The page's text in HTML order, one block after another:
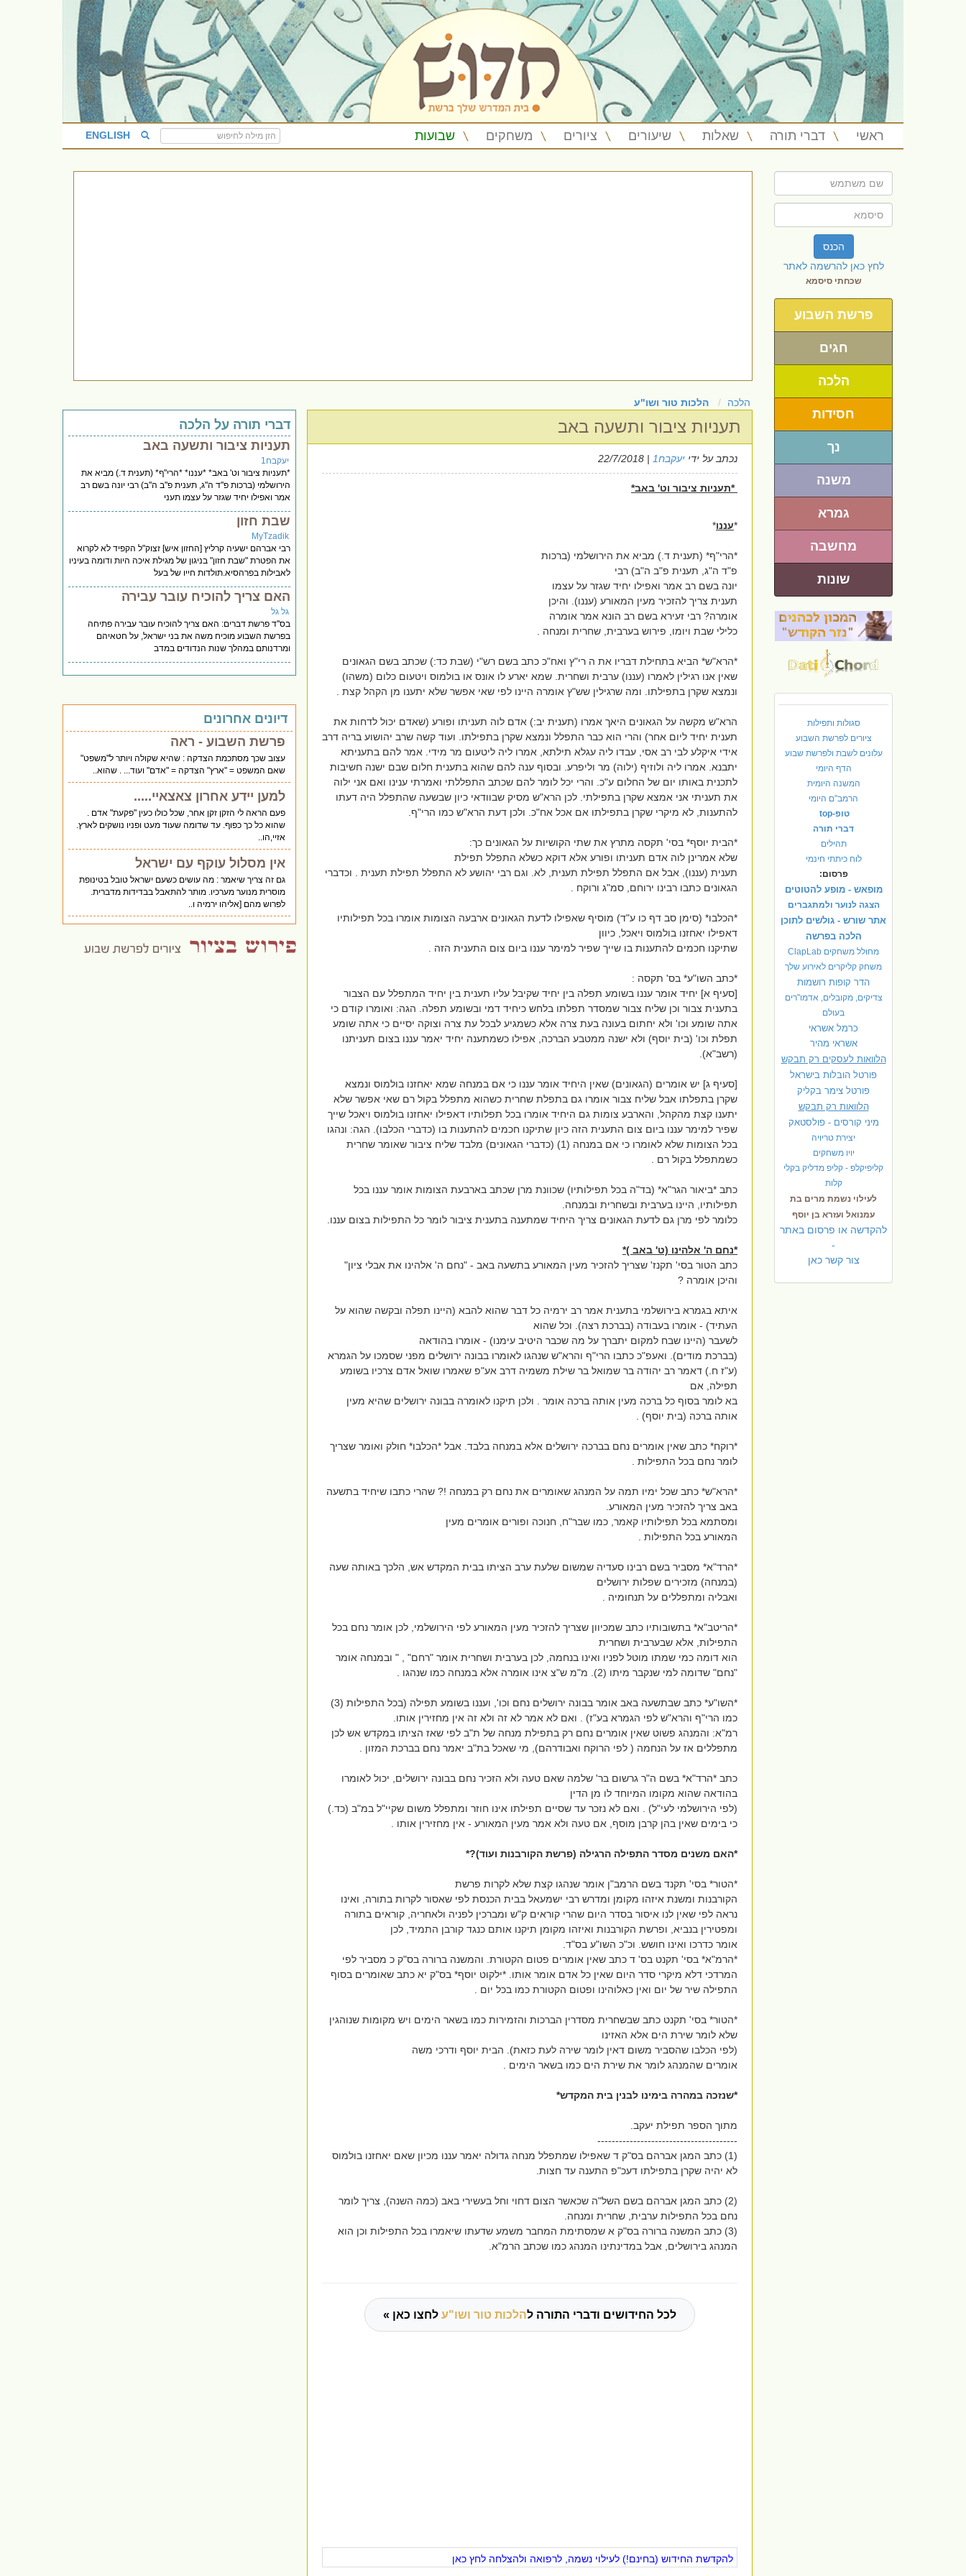
ראשי דברי תורה שאלות שיעורים ציורים משחקים שבועות ENGLISH
הכנס
לחץ כאן להרשמה לאתר
שכחתי סיסמא
פרשת השבוע
חגים
הלכה
חסידות
נך
משנה
גמרא
מחשבה
שונות
סגולות ותפילות
ציורים לפרשת השבוע
עלונים לשבת ולפרשת שבוע
הדף היומי
המשנה היומית
הרמב"ם היומי
טופ-top
דברי תורה
תהילים
לוח כיתתי חינמי
פרסום:
מופאש - מופע להטוטים
הצגה לנוער ולמתגברים
אתר שורש - גולשים לתוכן
הלכה בפרשה
מחולל משחקים ClapLab
משחק קליקרים לאירוע שלך
הדר קופות רושמות
צדיקים, מקובלים, אדמו"רים
בעולם
כרמל אשראי
אשראי מהיר
הלוואות לעסקים רק תבקש
פורטל הובלות בישראל
פורטל צימר בקליק
הלוואות רק תבקש
מיני קורסים - פולסטאק
יצירת טריויה
יויו משחקים
קליפיקלפ - קליפ מדליק בקלי
קלות
לעילוי נשמת מרים בת
עמנואל ועזרא בן יוסף
להקדשה או פרסום באתר
-
צור קשר כאן
הלכה הלכות טור ושו"ע
תעניות ציבור ותשעה באב
נכתב על ידי יעקבח1 | 22/7/2018
*תעניות ציבור וט' באב*
*עננו*
*הרי"ף* (תענית ד.) מביא את הירושלמי (ברכות
פ"ד ה"ג, תענית פ"ב ה"ב) רבי
יונה בשם רב אמר ואפילו יחיד שגזר על עצמו
תענית צריך להזכיר מעין המאורע (עננו). והיכן
אומרה? רבי זעירא בשם רב הונא אמר אומרה
כלילי שבת ויומו, פירוש בערבית, שחרית ומנחה .
*הרא"ש* הביא בתחילת דבריו את ה רי"ץ ואח"כ כתב בשם רש"י (שבת כד:) שכתב בשם הגאונים
שאין אנו רגילין לאמרו (עננו) ערבית ושחרית. שמא יארע לו אונס או בולמוס ויטעום כלום (משהו)
ונמצא שקרן בתפילתו. ומה שרגילין שש"ץ אומרה היינו לפי שאי אפשר שלא יתענו מן הקהל קצת .
הרא"ש מקשה על הגאונים היאך אמרו (תענית יב:) אדם לוה תעניתו ופורע (שאדם יכול לדחות את
תענית יחיד ליום אחר) והרי הוא כבר התפלל ונמצא שקרן בתפילתו. ועוד קשה שרב יהושוע בריה דרב
אידי איקלע לבי רב אסי, עבדו ליה עגלא תילתא, אמרו ליה ליטעום מר מידי. אמר להם בתעניתא
יתבנא. אמרו ליה ולוזיף (ילוה) מר וליפרע. ובסוף ענה להם שהוא בתענית חלום שבם ישנה חשיבות
לתכנית באותו יום של החלום ע"כ. והרי יכל לומר להם שכתב התפללתי ואמרתי ענינו ואם אני ילוה
את תעניתי אני אמצא שקרן בתפילתי. לכן הרא"ש מסיק שבוודאי כיון שבשעה שהתפלל היה דעתו
להתענות, לא מיקרי שקרן בתפילתו אם אכל אח"כ. ולכן דעת הרא"ש כמו הרי"ף.
*הבית יוסף* בסי' תקסה מתרץ את שתי הקושיות על הגאונים כך:
שלא אמרינן לוה אדם תעניתו ופורע אלא דוקא כשלא התפלל תפילת
תענית (עננו), אבל אם התפלל תפילת תענית, לא. וגם רבי יהושע לא התפלל תפילת תענית . וכדברי
הגאונים כתבו רבינו ירוחם, סמ"ג ורוקח .
*הכלבו* (סימן סב דף כו ע"ד) מוסיף שאפילו לדעת הגאונים ארבעה הצומות אומרו בכל תפילותיו
דאפילו יאחזנו בולמוס ויאכל, כיוון
שתיקנו חכמים להתענות בו שייך שפיר למימר עננו ביום צום התענית הזה .
*כתב השו"ע* בס' תקסה :
[סעיף א] יחיד אומר עננו בשומע תפלה בין יחיד שקיבל עליו תענית בין יחיד המתפלל עם הצבור
בתענית צבור וכן שליח צבור שמסדר תפלתו בלחש כיחיד דמי ובשומע תפלה. הגה: ואומרו קודם כי
אתה שומע וכו' ולא יחתום בעונה בעת צרה אלא כשמגיע לבכל עת צרה וצוקה יסיים כי אתה שומע
תפלת וכו' (בית יוסף) ולא ישנה ממטבע הברכה, אפילו כשמתענה יחיד יאמר עננו בצום תעניתנו
(רשב"א).
[סעיף ג] יש אומרים (הגאונים) שאין היחיד אומר עננו כי אם במנחה שמא יאחזנו בולמוס ונמצא
שקרן בתפלתו אבל שליח צבור אומרו גם בתפלת שחרית כשהוא מתפלל בקול רם שאי אפשר שלא
יתענו קצת מהקהל, והארבע צומות גם היחיד אומרו בכל תפלותיו דאפילו יאחזנו בולמוס ויאכל שייך
שפיר למימר עננו ביום צום התענית הזה כיון שתיקנו חכמים להתענות בו (כדברי הכלבו). הגה: ונהגו
בכל הצומות שלא לאומרו כי אם במנחה (1) (כדברי הגאונים) מלבד שליח ציבור שאומר שחרית
כשמתפלל בקול רם .
כתב *ביאור הגר"א* (בד"ה בכל תפילותיו) שכוונת מרן שכתב בארבעת הצומות אומר עננו בכל
תפילותיו, היינו בערבית ובשחרית ובמנחה.
כלומר לפי מרן גם לדעת הגאונים צריך היחיד שמתענה בתענית ציבור לומר כל התפילות בצום עננו.
*נחם ה' אלהינו (ט' באב )*
כתב הטור בסי' תקנז' שצריך להזכיר מעין המאורע בתשעה באב - "נחם ה' אלהינו את אבלי ציון"
והיכן אומרה ?
איתא בגמרא בירושלמי בתענית אמר רב ירמיה כל דבר שהוא להבא (היינו תפלה ובקשה שהוא על
העתיד) - אומרו בעבודה (בברכת רצה). וכל שהוא
לשעבר (היינו שבח למקום יתברך על מה שכבר היטיב עימנו) - אומרו בהודאה
(בברכת מודים). ואעפ"כ כתבו הרי"ף והרא"ש שנהגו לאומרו בבונה ירושלים מפני שסמכו על הגמרא
(ע"ז ח.) דאמר רב יהודה בר שמואל בר שילת משמיה דרב אע"פ שאמרו שואל אדם צרכיו בשומע
תפילה, אם
בא לומר בסוף כל ברכה מעין אותה ברכה אומר . ולכן תיקנו לאומרה בבונה ירושלים שהיא מעין
אותה ברכה (בית יוסף) .
*רוקח* כתב שאין אומרים נחם בברכה ירושלים אלא במנחה בלבד. אבל *הכלבו* חולק ואומר שצריך
לומר נחם בכל התפילות .
*הרא"ש* כתב שכל ימיו תמה על המנהג שאומרים את נחם רק במנחה !? שהרי כתבו שיחיד בתשעה
באב צריך להזכיר מעין המאורע.
ומסתמא בכל תפילותיו קאמר, כמו שבר"ח, חנוכה ופורים אומרים מעין
המאורע בכל התפילות .
*הרד"א* מסביר בשם רבינו סעדיה שמשום שלעת ערב הציתו בבית המקדש אש, הלכך באותה שעה
(במנחה) מזכירים שפלות ירושלים
ואבליה ומתפללים על תנחומיה .
*הריטב"א* בתשובותיו כתב שמכיוון שצריך להזכיר מעין המאורע לפי הירושלמי, לכן אומר נחם בכל
התפילות, אלא שבערבית ושחרית
הוא דומה כמי שמתו מוטל לפניו ואינו בנחמה, לכן בערבית ושחרית אומר "רחם" , " ובמנחה אומר
"נחם" שדומה למי שנקבר מיתו (2). מ"מ ש"צ אינו אומרה אלא במנחה כמו שנהגו .
*השו"ע* כתב שבתשעה באב אומר בבונה ירושלים נחם וכו', ועננו בשומע תפילה (בכל התפילות (3)
כמו הרי"ף והרא"ש לפי הגמרא בע"ז) . ואם לא אמר לא זה ולא זה אין מחזירין אותו.
רמ"א: והמנהג פשוט שאין אומרים נחם רק בתפילת מנחה של ת"ב לפי שאז הציתו במקדש אש לכן
מתפללים אז על הנחמה ( לפי הרוקח ואבודרהם), מי שאכל בת"ב יאמר נחם בברכת המזון .
כתב *הרד"א* בשם ה"ר גרשום בר' שלמה שאם טעה ולא הזכיר נחם בבונה ירושלים, יכול לאומרו
בהודאה שהוא מקומו המיוחד לו מן הדין
(לפי הירושלמי לעי"ל) . ואם לא נזכר עד שסיים תפילתו אינו חוזר ומתפלל משום שקיי"ל במ"ב (כד.)
כי בימים שאין בהן קרבן מוסף, אם טעה ולא אמר מעין המאורע - אין מחזירין אותו .
*האם משנים מסדר התפילה הרגילה (פרשת הקורבנות ועוד)?*
*הטור* בסי' תקנד בשם הרמב"ן אומר שנהגו קצת שלא לקרות פרשת
הקורבנות ומשנת איזהו מקומן ומדרש רבי ישמעאל בבית הכנסת לפי שאסור לקרות בתורה, ואינו
נראה לפי שאין לנו איסור בסדר היום שהרי קוראים ק"ש ומברכין לפניה ולאחריה, קוראים בתורה
ומפטירין בנביא, ופרשת הקורבנות ואיזהו מקומן תיקנו אותם כנגד קורבן התמיד, לכן
אומר כדרכו ואינו חושש. וכ"כ השו"ע בס"ד.
*הרמ"א* בסי' תקנט בס' ד כתב שאין אומרים פטום הקטורת. והמשנה ברורה בס"ק כ מסביר לפי
המרדכי דלא מיקרי סדר היום שאין כל אדם אומר אותו. *ילקוט יוסף* בס"ק יא כתב שאומרים בסוף
התפילה שיר של יום ואין כאלוהינו ופטום הקטורת כמו בכל יום .
*הטור* בסי' תקנט כתב שבשחרית מסדרין הברכות והזמירות כמו בשאר הימים ויש מקומות שנוהגין
שלא לומר שירת הים אלא האזינו
(לפי הכלבו שהסביר משום דאין לומר שירה לעת כזאת). הבית יוסף ודרכי משה
אומרים שהמנהג לומר את שירת הים כמו בשאר הימים .
*שנזכה במהרה בימינו לבנין בית המקדש*
מתוך הספר תפילת יעקב.
---------------------------------------
(1) כתב המגן אברהם בס"ק ד שאפילו שמתפלל מנחה גדולה יאמר עננו מכיון שאם יאחזנו בולמוס
לא יהיה שקרן בתפילתו דעכ"פ התענה עד חצות.
(2) כתב המגן אברהם בשם השל"ה שכאשר הצום דחוי וחל בעשירי באב (כמה השנה), צריך לומר
נחם בכל התפילות ערבית, שחרית ומנחה.
(3) כתב המשנה ברורה בס"ק א שמסתימת המחבר משמע שדעתו שיאמרו בכל התפילות וכן הוא
המנהג בירושלים, אבל במדינתינו המנהג כמו שכתב הרמ"א.
לכל החידושים ודברי התורה להלכות טור ושו"ע לחצו כאן »
להקדשת החידוש (בחינם!) לעילוי נשמה, לרפואה ולהצלחה לחץ כאן
דברי תורה על הלכה
תעניות ציבור ותשעה באב
יעקבח1
*תעניות ציבור וט' באב* *עננו* *הרי"ף* (תענית ד.) מביא את
הירושלמי (ברכות פ"ד ה"ג, תענית פ"ב ה"ב) רבי יונה בשם רב
אמר ואפילו יחיד שגזר על עצמו תעני
שבת חזון
MyTzadik
רבי אברהם ישעיה קרליץ [החזון איש] זצוק"ל הקפיד לא לקרוא
את הפטרת "שבת חזון" בניגון של מגילת איכה היות ודומה בעיניו
לאבילות בפרהסיא.תולדות חייו של בעל
האם צריך להוכיח עובר עבירה
גל גל
בס''ד פרשת דברים: האם צריך להוכיח עובר עבירה פתיחה
בפרשת השבוע מוכיח משה את בני ישראל, על חטאיהם
ומרדנותם במהלך שנות הנדודים במדב
דיונים אחרונים
פרשת השבוע - ראה
עצוב שכך מסתכמת הצדקה : שהיא שקולה ויותר ל"משפט"
שאם המשפט = "ארץ" הצדקה = "אדם" ועוד... . שהוא..
למען יידע אחרון צאצאיי.....
פעם הראה לי הזקן זקן אחר, שכל כולו כעין "פקעת" אדם .
שהוא כל כך כפוף. עד שדומה שעוד מעט ופניו נושקים לארץ.
אזיי,הו..
אין מסלול עוקף עם ישראל
גם זה צריך שיאמר : מה עושים כשעם ישראל טובל בטינופת
מוסרית מנוער מערכיו. מותר להתאבל בבדידות מדברית.
לפרוש מהם [אליהו ירמיה ו..